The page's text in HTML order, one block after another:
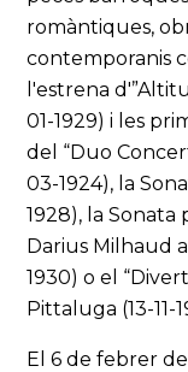
romàntiques,
contemporanis
l'estrena
01-1929) i les
del “Duo
03-1924), la
1928), la Sonata
Darius Milhaud
1930) o el
Pittaluga (13-11-
El 6 de febrer